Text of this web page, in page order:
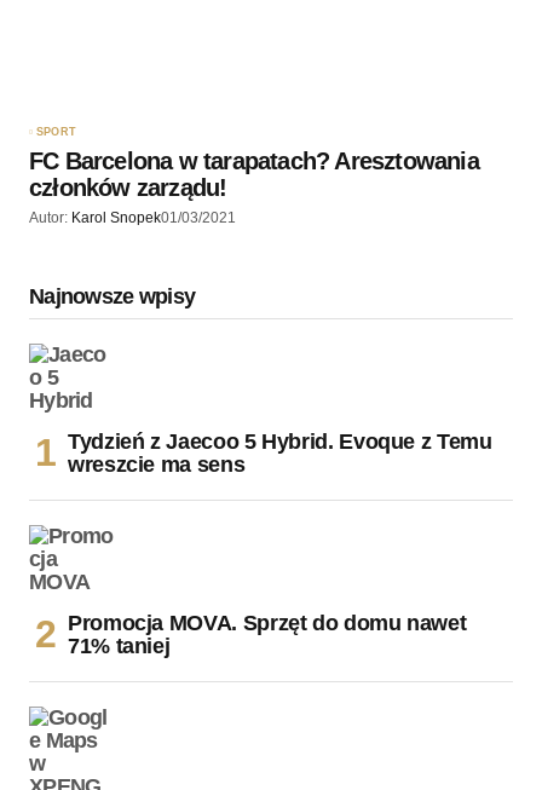
SPORT
FC Barcelona w tarapatach? Aresztowania
członków zarządu!
Autor: Karol Snopek01/03/2021
Najnowsze wpisy
Tydzień z Jaecoo 5 Hybrid. Evoque z Temu
wreszcie ma sens
Promocja MOVA. Sprzęt do domu nawet
71% taniej